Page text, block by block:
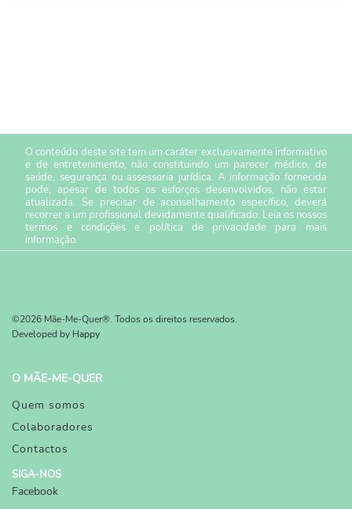
O conteúdo deste site tem um caráter exclusivamente informativo
e de entretenimento, não constituindo um parecer médico, de
saúde, segurança ou assessoria jurídica. A informação fornecida
pode, apesar de todos os esforços desenvolvidos, não estar
atualizada. Se precisar de aconselhamento específico, deverá
recorrer a um profissional devidamente qualificado. Leia os nossos
termos e condiçõese política de privacidade para mais
informação.
©2026 Mãe-Me-Quer®. Todos os direitos reservados.
Developed by Happy
O MÃE-ME-QUER
Quem somos
Colaboradores
Contactos
SIGA-NOS
Facebook